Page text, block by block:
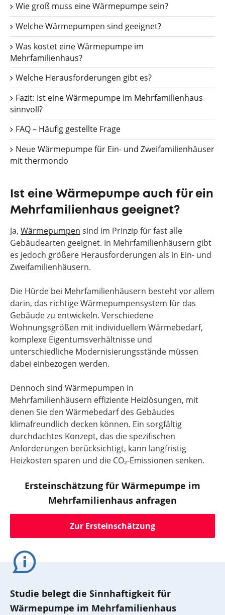
Wie groß muss eine Wärmepumpe sein?
Welche Wärmepumpen sind geeignet?
Was kostet eine Wärmepumpe im
Mehrfamilienhaus?
Welche Herausforderungen gibt es?
Fazit: Ist eine Wärmepumpe im Mehrfamilienhaus
sinnvoll?
FAQ – Häufig gestellte Frage
Neue Wärmepumpe für Ein- und Zweifamilienhäuser
mit thermondo
Ist eine Wärmepumpe auch für ein
Mehrfamilienhaus geeignet?
Ja, Wärmepumpen sind im Prinzip für fast alle
Gebäudearten geeignet. In Mehrfamilienhäusern gibt
es jedoch größere Herausforderungen als in Ein- und
Zweifamilienhäusern.
Die Hürde bei Mehrfamilienhäusern besteht vor allem
darin, das richtige Wärmepumpensystem für das
Gebäude zu entwickeln. Verschiedene
Wohnungsgrößen mit individuellem Wärmebedarf,
komplexe Eigentumsverhältnisse und
unterschiedliche Modernisierungsstände müssen
dabei einbezogen werden.
Dennoch sind Wärmepumpen in
Mehrfamilienhäusern effiziente Heizlösungen, mit
denen Sie den Wärmebedarf des Gebäudes
klimafreundlich decken können. Ein sorgfältig
durchdachtes Konzept, das die spezifischen
Anforderungen berücksichtigt, kann langfristig
Heizkosten sparen und die CO₂-Emissionen senken.
Ersteinschätzung für Wärmepumpe im
Mehrfamilienhaus anfragen
Zur Ersteinschätzung
Studie belegt die Sinnhaftigkeit für
Wärmepumpe im Mehrfamilienhaus